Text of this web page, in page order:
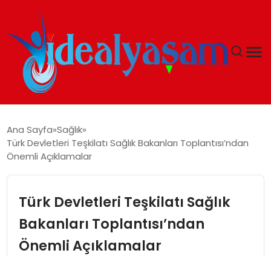
GÜNDEM
İDEAL SPOR
Ana Sayfa Sağlık
Türk Devletleri Teşkilatı Sağlık Bakanları Toplantısı’ndan
Önemli Açıklamalar
Türk Devletleri Teşkilatı Sağlık
Bakanları Toplantısı’ndan
Önemli Açıklamalar